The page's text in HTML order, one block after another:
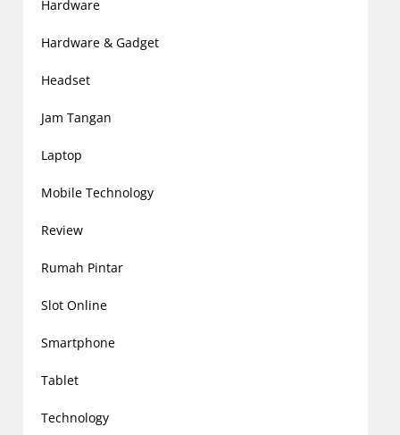
Hardware
Hardware & Gadget
Headset
Jam Tangan
Laptop
Mobile Technology
Review
Rumah Pintar
Slot Online
Smartphone
Tablet
Technology